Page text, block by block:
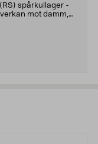
spårkullager -
mot damm,